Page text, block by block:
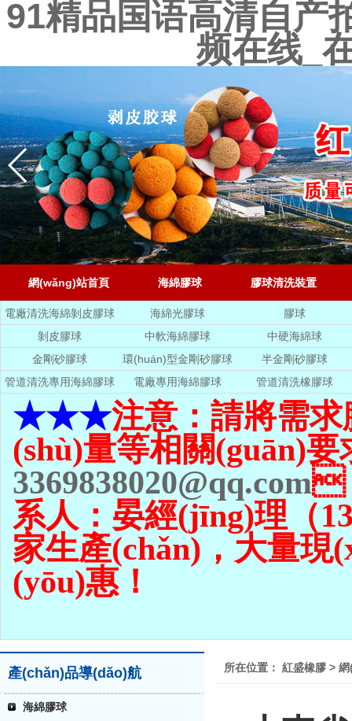
91精品国语高清自产
频在线_
網(wǎng)站首頁 海綿膠球 膠球清洗裝置
電廠清洗海綿剝皮膠球 海綿光膠球
膠球
剝皮膠球
中軟海綿膠球
中硬海綿球
金剛砂膠球
環(huán)型金剛砂膠球
半金剛砂膠球
管道清洗專用海綿膠球
電廠專用海綿膠球 管道清洗橡膠球
★★★注意：請將需求
(shù)量等相關(guān)
3369838020@qq.com
系人：晏經(jīng)理（
家生產(chǎn)，大量現
(yōu)惠！
產(chǎn)品導(dǎo)航
海綿膠球
所在位置： 紅盛橡膠 >